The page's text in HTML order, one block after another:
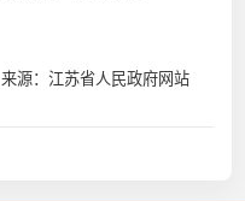
来源：江苏省人民政府网站